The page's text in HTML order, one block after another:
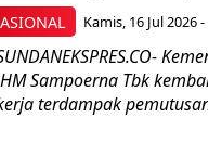
Kamis, 16 Jul 2026
Sampoerna Tbk
terdampak